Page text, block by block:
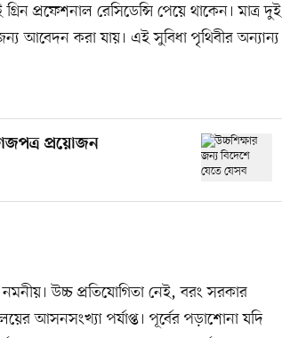
প্রফেশনাল রেসিডেন্সি পেয়ে থাকেন। মাত্র দুই
আবেদন করা যায়। এই সুবিধা পৃথিবীর অন্যান্য
প্রয়োজন
নমনীয়। উচ্চ প্রতিযোগিতা নেই, বরং সরকার
আসনসংখ্যা পর্যাপ্ত। পূর্বের পড়াশোনা যদি